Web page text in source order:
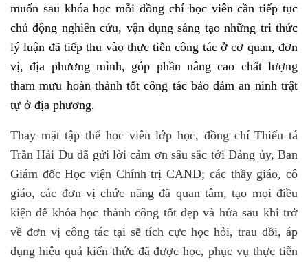
muốn sau khóa học mỗi đồng chí học viên cần tiếp tục
chủ động nghiên cứu, vận dụng sáng tạo những tri thức
lý luận đã tiếp thu vào thực tiễn công tác ở cơ quan, đơn
vị, địa phương mình, góp phần nâng cao chất lượng
tham mưu hoàn thành tốt công tác bảo đảm an ninh trật
tự ở địa phương.
Thay mặt tập thể học viên lớp học, đồng chí Thiếu tá
Trần Hải Du đã gửi lời cảm ơn sâu sắc tới Đảng ủy, Ban
Giám đốc Học viện Chính trị CAND; các thầy giáo, cô
giáo, các đơn vị chức năng đã quan tâm, tạo mọi điều
kiện để khóa học thành công tốt đẹp và hứa sau khi trở
về đơn vị công tác tại sẽ tích cực học hỏi, trau dồi, áp
dụng hiệu quả kiến thức đã được học, phục vụ thực tiễn